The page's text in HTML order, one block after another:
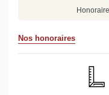
Estimez votre
en quelques
Nos honoraires